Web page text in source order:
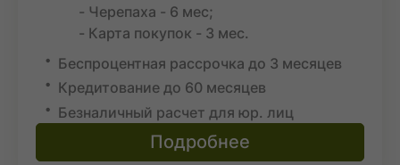
- Черепаха - 6 мес;
- Карта покупок - 3 мес.
Беспроцентная рассрочка до 3 месяцев
Кредитование до 60 месяцев
Безналичный расчет для юр. лиц
Подробнее